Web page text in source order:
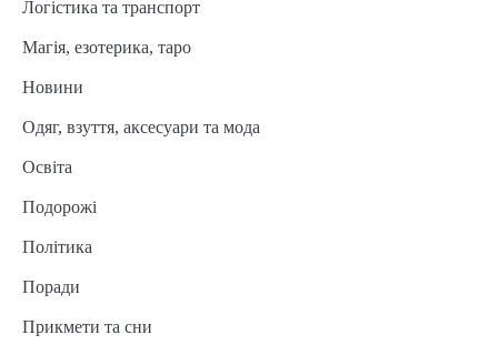
Логістика та транспорт
Магія, езотерика, таро
Новини
Одяг, взуття, аксесуари та мода
Освіта
Подорожі
Політика
Поради
Прикмети та сни